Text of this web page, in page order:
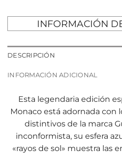
INFORMACIÓN
DESCRIPCIÓN
INFORMACIÓN ADICIONAL
Esta legendaria edición
Monaco está adornada con
distintivos de la marca
inconformista, su esfera
«rayos de sol» muestra las